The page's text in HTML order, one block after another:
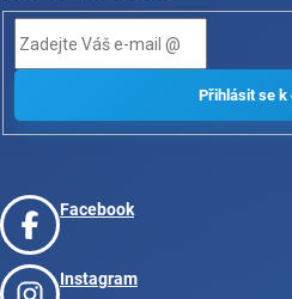
Facebook
Instagram